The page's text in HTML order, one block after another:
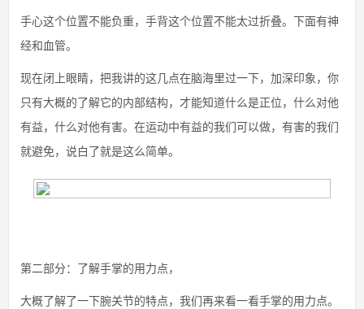
手心这个位置不能负重，手背这个位置不能太过折叠。下面有神
经和血管。
现在闭上眼睛，把我讲的这几点在脑海里过一下，加深印象，你
只有大概的了解它的内部结构，才能知道什么是正位，什么对他
有益，什么对他有害。在运动中有益的我们可以做，有害的我们
就避免，说白了就是这么简单。
第二部分：了解手掌的用力点，
大概了解了一下腕关节的特点，我们再来看一看手掌的用力点。